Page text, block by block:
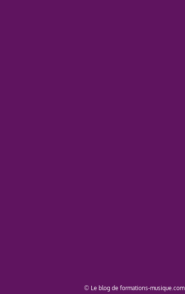
© Le blog de formations-musique.com